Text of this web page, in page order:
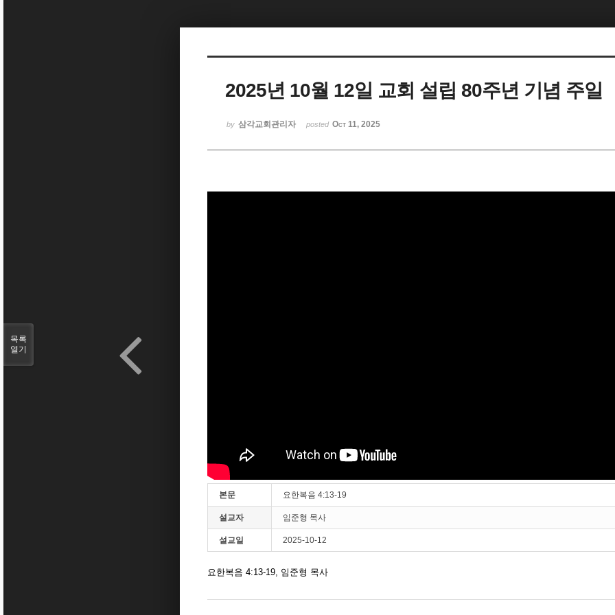
2025년 10월 12일 교회 설립 80주년 기념 주일
by 삼각교회관리자 posted Oct 11, 2025
본문 요한복음 4:13-19
설교자 임준형 목사
설교일 2025-10-12
요한복음 4:13-19, 임준형 목사
목록
열기
Sketchbook5, 스케치북5
Sketchbook5, 스케치북5